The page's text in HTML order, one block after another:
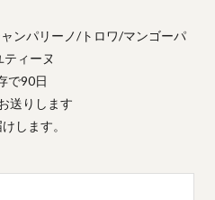
ンパリーノ/トロワ/マンゴーパ
ィーヌ
で90日
送りします
します。